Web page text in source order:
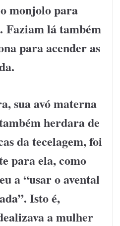
monjolo para
lá também
para acender as
sua avó materna
herdara de
da tecelagem, foi
para ela, como
a “usar o avental
Isto é,
a mulher